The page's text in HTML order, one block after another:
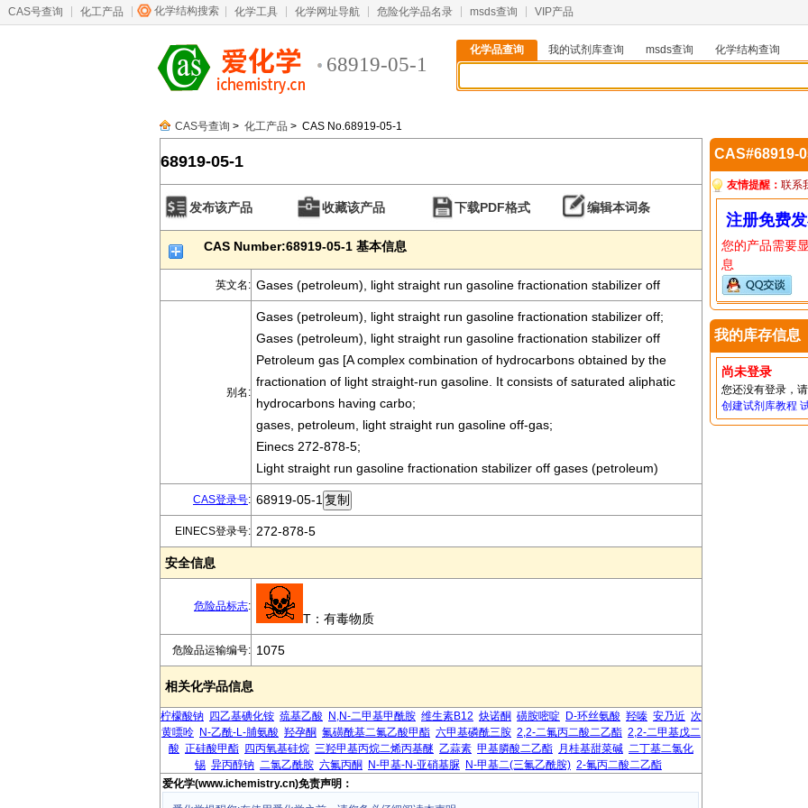
CAS号查询 化工产品 化学结构搜索 化学工具 化学网址导航 危险化学品名录 msds查询 VIP产品
68919-05-1
化学品查询 我的试剂库查询 msds查询
化学结构查询
CAS号查询 > 化工产品 > CAS No.68919-05-1
68919-05-1
发布该产品 收藏该产品 下载PDF格式 编辑本词条
CAS Number:68919-05-1 基本信息
英文名: Gases (petroleum), light straight run gasoline fractionation stabilizer off
别名:
Gases (petroleum), light straight run gasoline fractionation stabilizer off;
Gases (petroleum), light straight run gasoline fractionation stabilizer off
Petroleum gas [A complex combination of hydrocarbons obtained by the
fractionation of light straight-run gasoline. It consists of saturated aliphatic
hydrocarbons having carbo;
gases, petroleum, light straight run gasoline off-gas;
Einecs 272-878-5;
Light straight run gasoline fractionation stabilizer off gases (petroleum)
CAS登录号: 68919-05-1
EINECS登录号: 272-878-5
安全信息
危险品标志:
T：有毒物质
危险品运输编号: 1075
相关化学品信息
柠檬酸钠 四乙基碘化铵 巯基乙酸 N,N-二甲基甲酰胺 维生素B12 炔诺酮 磺胺嘧啶 D-环丝氨酸 羟嗪 安乃近 次
黄嘌呤 N-乙酰-L-脯氨酸 羟孕酮 氟磺酰基二氟乙酸甲酯 六甲基磷酰三胺 2,2-二氟丙二酸二乙酯 2,2-二甲基戊二
酸 正硅酸甲酯 四丙氧基硅烷 三羟甲基丙烷二烯丙基醚 乙蒜素 甲基膦酸二乙酯 月桂基甜菜碱 二丁基二氯化
锡 异丙醇钠 二氯乙酰胺 六氟丙酮 N-甲基-N-亚硝基脲 N-甲基二(三氟乙酰胺) 2-氟丙二酸二乙酯
爱化学(www.ichemistry.cn)免责声明：
CAS#68919-
友情提醒： 联系
注册免费
您的产品需要
息
我的库存信息
尚未登录
您还没有登录，
创建试剂库教程